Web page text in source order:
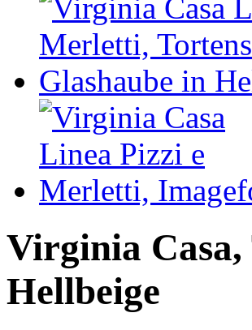
Virginia
Hellbeige